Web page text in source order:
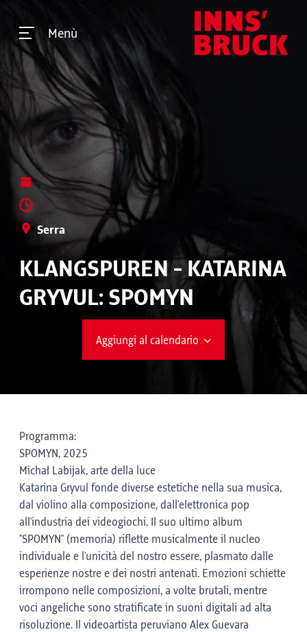
Menù
Serra
KLANGSPUREN - KATARINA
GRYVUL: SPOMYN
Aggiungi al calendario
Programma:
SPOMYN, 2025
Michał Labijak, arte della luce
Katarina Gryvul fonde diverse estetiche nella sua musica,
dal violino alla composizione, dall'elettronica pop
all'industria dei videogiochi. Il suo ultimo album
"SPOMYN" (memoria) riflette musicalmente il nucleo
individuale e l'unicità del nostro essere, plasmato dalle
esperienze nostre e dei nostri antenati. Emozioni schiette
irrompono nelle composizioni, a volte brutali, mentre
voci angeliche sono stratificate in suoni digitali ad alta
risoluzione. Il videoartista peruviano Alex Guevara